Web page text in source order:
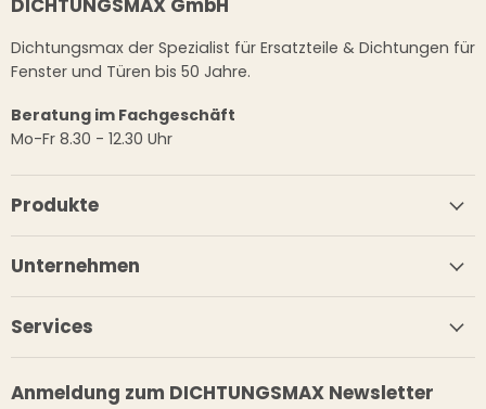
Dichtungsmax der Spezialist für Ersatzteile & Dichtungen für
Fenster und Türen bis 50 Jahre.
Beratung im Fachgeschäft
Mo-Fr 8.30 - 12.30 Uhr
Produkte
Unternehmen
Services
Anmeldung zum DICHTUNGSMAX Newsletter